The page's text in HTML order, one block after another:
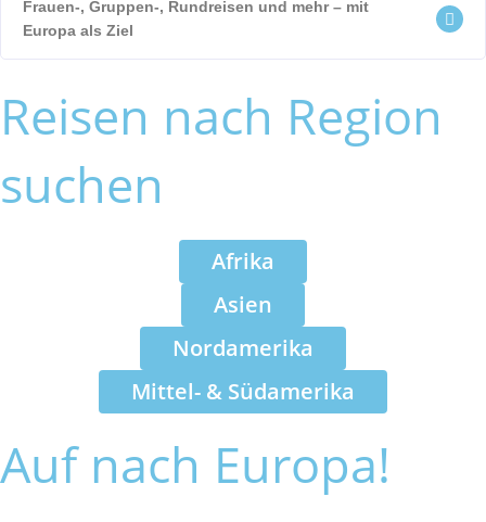
Frauen-, Gruppen-, Rundreisen und mehr – mit
Europa als Ziel
Reisen nach Region
suchen
Afrika
Asien
Nordamerika
Mittel- & Südamerika
Auf nach Europa!